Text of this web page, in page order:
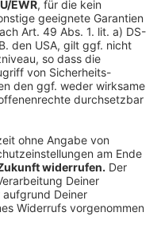
Ergebnisse
Wahl sieht
aus. Der amtierende
liegt aktuell bei
Gegner für die
(CDU). Er hat
sich vereinen
ist aktuell Baake
aktuell ein Kopf-an-
bei rund 26